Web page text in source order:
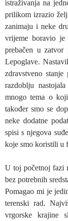
istraživanja na
prilikom izrazio
zanimaju i neke
vrijeme boravio
prebačen u zatvor
Lepoglave.
zdravstveno
razdoblju
mnogo tema o
također smo se
neke dodatne
spisi s njegova
koje smo koristili u
U toj početnoj fazi
bez potrebnih
Pomagao mi je
terenski rad.
vrgorske krajine